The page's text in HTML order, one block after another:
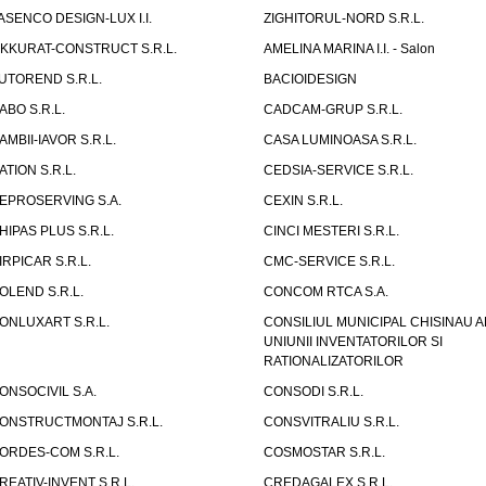
DESIGN-LUX I.I.
ZIGHITORUL-NORD S.R.L.
CONSTRUCT S.R.L.
AMELINA MARINA I.I. - Salon
S.R.L.
BACIOIDESIGN
S.R.L.
CADCAM-GRUP S.R.L.
IAVOR S.R.L.
CASA LUMINOASA S.R.L.
S.R.L.
CEDSIA-SERVICE S.R.L.
S.A.
CEXIN S.R.L.
PLUS S.R.L.
CINCI MESTERI S.R.L.
S.R.L.
CMC-SERVICE S.R.L.
S.R.L.
CONCOM RTCA S.A.
S.R.L.
CONSILIUL MUNICIPAL CHISINAU
UNIUNII INVENTATORILOR SI
RATIONALIZATORILOR
S.A.
CONSODI S.R.L.
S.R.L.
CONSVITRALIU S.R.L.
COM S.R.L.
COSMOSTAR S.R.L.
INVENT S.R.L.
CREDAGALEX S.R.L.